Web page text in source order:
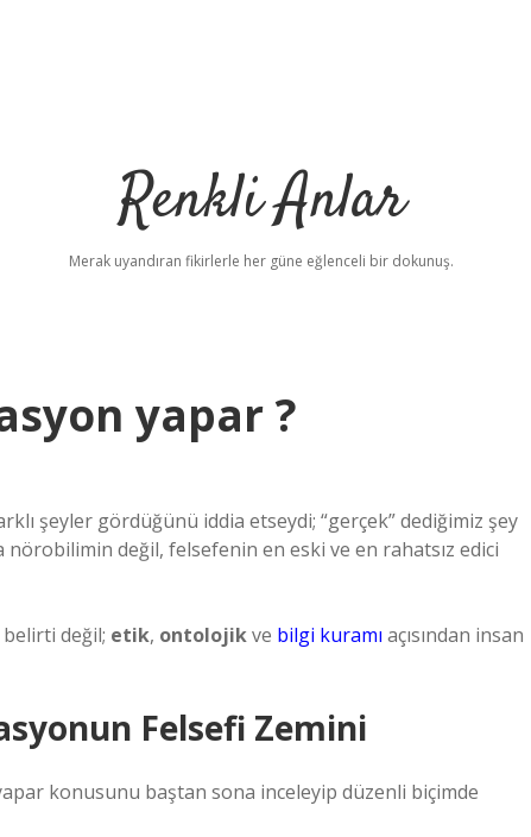
Renkli Anlar
Merak uyandıran fikirlerle her güne eğlenceli bir dokunuş.
yapar ?
şeyler gördüğünü iddia etseydi; “gerçek” dediğimiz şey
nörobilimin değil, felsefenin en eski ve en rahatsız edici
değil; etik, ontolojikve bilgi kuramı açısından insan
Felsefi Zemini
konusunu baştan sona inceleyip düzenli biçimde